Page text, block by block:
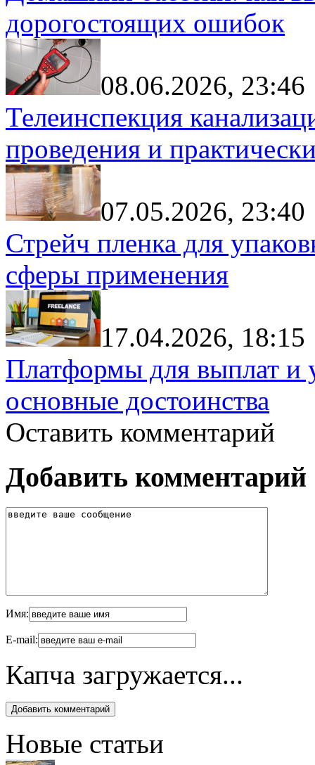
дорогостоящих ошибок
08.06.2026, 23:46
Телеинспекция
проведения и
07.05.2026, 23:40
Стрейч пленка для
сферы применения
17.04.2026, 18:15
Платформы для выплат и
основные достоинства
Оставить комментарий
Добавить комментарий
Имя:
E-mail:
Капча загружается...
Новые статьи